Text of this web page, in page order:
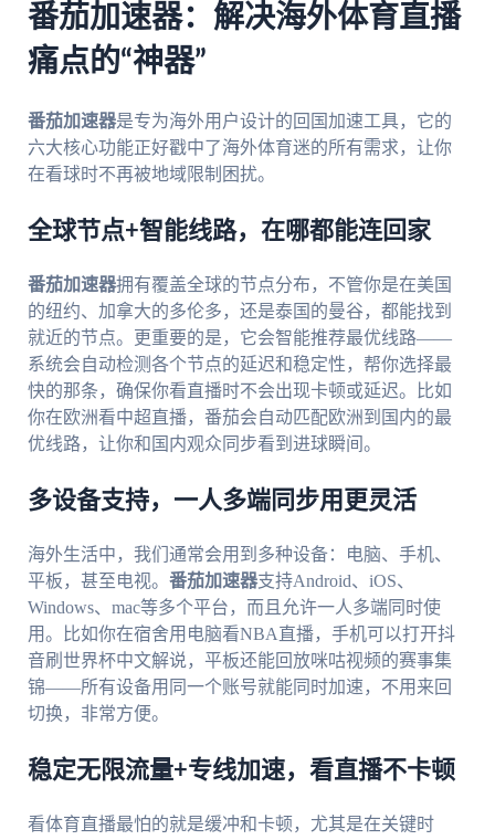
番茄加速器：解决海外体育直播
痛点的“神器”
番茄加速器是专为海外用户设计的回国加速工具，它的
六大核心功能正好戳中了海外体育迷的所有需求，让你
在看球时不再被地域限制困扰。
全球节点+智能线路，在哪都能连回家
番茄加速器拥有覆盖全球的节点分布，不管你是在美国
的纽约、加拿大的多伦多，还是泰国的曼谷，都能找到
就近的节点。更重要的是，它会智能推荐最优线路——
系统会自动检测各个节点的延迟和稳定性，帮你选择最
快的那条，确保你看直播时不会出现卡顿或延迟。比如
你在欧洲看中超直播，番茄会自动匹配欧洲到国内的最
优线路，让你和国内观众同步看到进球瞬间。
多设备支持，一人多端同步用更灵活
海外生活中，我们通常会用到多种设备：电脑、手机、
平板，甚至电视。 番茄加速器支持Android、iOS、
Windows、mac等多个平台，而且允许一人多端同时使
用。比如你在宿舍用电脑看NBA直播，手机可以打开抖
音刷世界杯中文解说，平板还能回放咪咕视频的赛事集
锦——所有设备用同一个账号就能同时加速，不用来回
切换，非常方便。
稳定无限流量+专线加速，看直播不卡顿
看体育直播最怕的就是缓冲和卡顿，尤其是在关键时